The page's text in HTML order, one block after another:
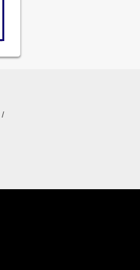
/